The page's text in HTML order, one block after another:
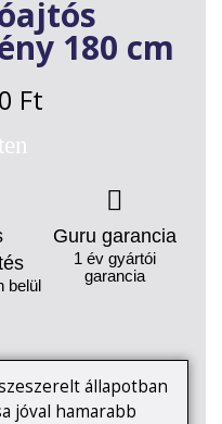
180 cm
Ft
belül
Guru garancia
1 év gyártói
garancia
állapotban
jóval hamarabb